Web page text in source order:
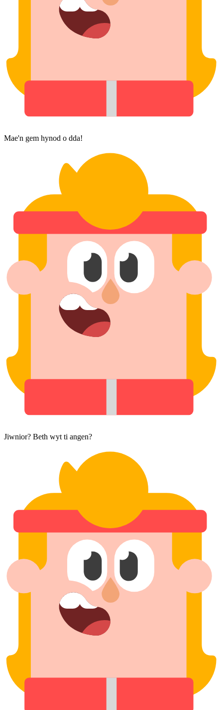
Mae'n gem hynod o dda!
Jiwnior? Beth wyt ti angen?